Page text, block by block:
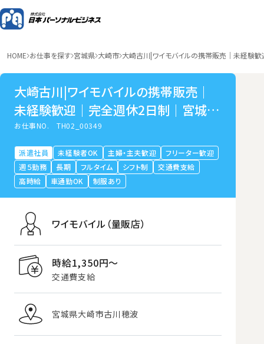
HOME お仕事を探す 宮城県 大崎市 大崎古川|ワイモバイルの携帯販売｜未経験
大崎古川|ワイモバイルの携帯販売｜
未経験歓迎｜完全週休2日制｜宮城県
大崎市古川穂波
お仕事NO.TH02_00349
派遣社員 未経験者OK 主婦・主夫歓迎
フリーター歓迎
週５勤務
長期 フルタイム シフト制
交通費支給
高時給
車通勤OK 制服あり
ワイモバイル（量販店）
時給1,350円〜
交通費支給
宮城県大崎市古川穂波